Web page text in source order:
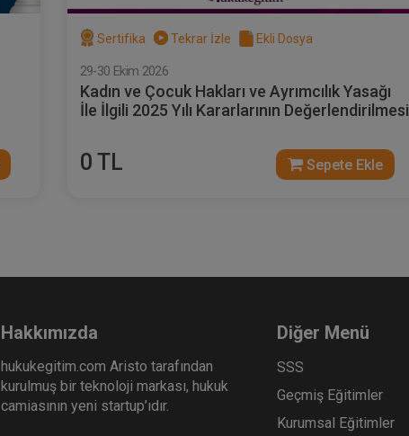
Sertifika Tekrar İzle Ekli Dosya
29-30 Ekim 2026
Kadın ve Çocuk Hakları ve Ayrımcılık Yasağı
İle İlgili 2025 Yılı Kararlarının Değerlendirilmesi
0 TL Sepete Ekle
Hakkımızda
hukukegitim.com Aristo tarafından
kurulmuş bir teknoloji markası, hukuk
camiasının yeni startup’ıdır.
Diğer Menü
SSS
Geçmiş Eğitimler
Kurumsal Eğitimler